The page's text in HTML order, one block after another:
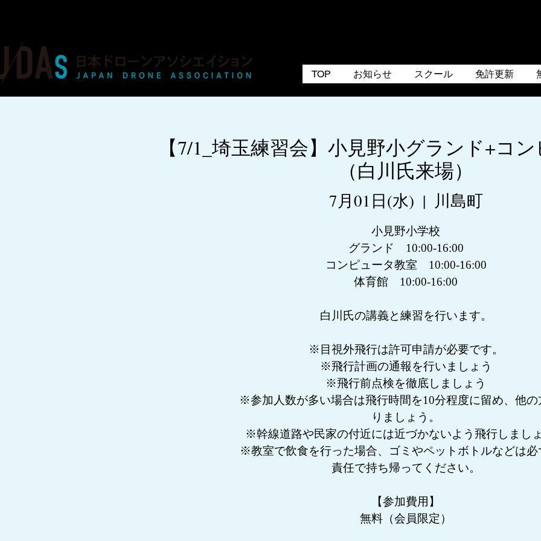
TOP お知らせ スクール 免許更新
【7/1_埼玉練習会】小見野小グランド+コ
（白川氏来場）
7月01日(水)
  |
川島町
小見野小学校
グランド 10:00-16:00
コンピュータ教室 10:00-16:00
体育館 10:00-16:00
白川氏の講義と練習を行います。
※目視外飛行は許可申請が必要です。
※飛行計画の通報を行いましょう
※飛行前点検を徹底しましょう
※参加人数が多い場合は飛行時間を10分程度に留め、他の
りましょう。
※幹線道路や民家の付近には近づかないよう飛行しましょ
※教室で飲食を行った場合、ゴミやペットボトルなどは必
責任で持ち帰ってください。
【参加費用】
無料（会員限定）